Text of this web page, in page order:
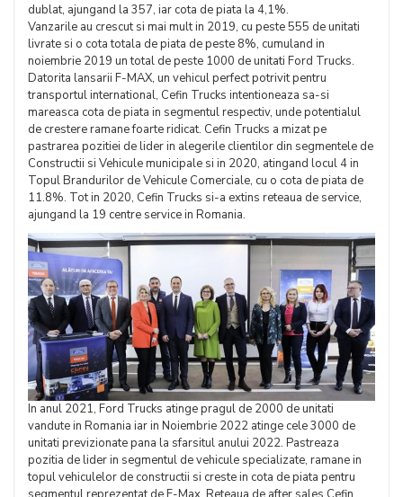
dublat, ajungand la 357, iar cota de piata la 4,1%.
Vanzarile au crescut si mai mult in 2019, cu peste 555 de unitati
livrate si o cota totala de piata de peste 8%, cumuland in
noiembrie 2019 un total de peste 1000 de unitati Ford Trucks.
Datorita lansarii F-MAX, un vehicul perfect potrivit pentru
transportul international, Cefin Trucks intentioneaza sa-si
mareasca cota de piata in segmentul respectiv, unde potentialul
de crestere ramane foarte ridicat. Cefin Trucks a mizat pe
pastrarea pozitiei de lider in alegerile clientilor din segmentele de
Constructii si Vehicule municipale si in 2020, atingand locul 4 in
Topul Brandurilor de Vehicule Comerciale, cu o cota de piata de
11.8%. Tot in 2020, Cefin Trucks si-a extins reteaua de service,
ajungand la 19 centre service in Romania.
In anul 2021, Ford Trucks atinge pragul de 2000 de unitati
vandute in Romania iar in Noiembrie 2022 atinge cele 3000 de
unitati previzionate pana la sfarsitul anului 2022. Pastreaza
pozitia de lider in segmentul de vehicule specializate, ramane in
topul vehiculelor de constructii si creste in cota de piata pentru